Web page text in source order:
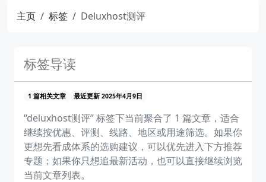
主页 标签 Deluxhost测评
标签导读
1 篇相关文章 最近更新 2025年4月9日
“deluxhost测评” 标签下当前聚合了 1 篇文章，适合
继续按优惠、评测、线路、地区或用途筛选。如果你
更想先看成体系的选购建议，可以优先进入下方推荐
专题；如果你只想追最新活动，也可以直接继续浏览
当前文章列表。